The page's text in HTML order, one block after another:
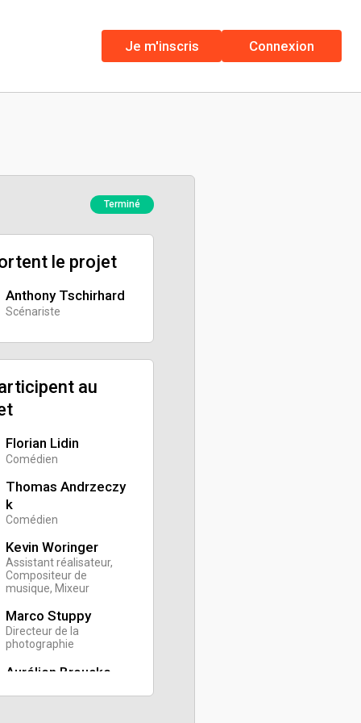
Je m'inscris Connexion
Terminé
le projet
Anthony Tschirhard
Scénariste
au
Florian Lidin
Comédien
Thomas Andrzeczy
k
Comédien
Kevin Woringer
Assistant réalisateur,
Compositeur de
musique, Mixeur
Marco Stuppy
Directeur de la
photographie
Aurélien Broucke